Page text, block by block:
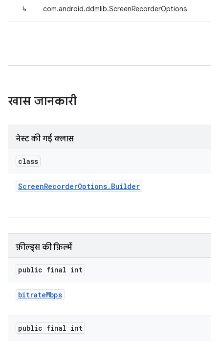
↳ com.android.ddmlib.ScreenRecorderOptions
खास जानकारी
नेस्ट की गई क्लास
class
ScreenRecorderOptions. Builder
फ़ील्ड्स की फ़िल्में
public final int
bitrateMbps
public final int